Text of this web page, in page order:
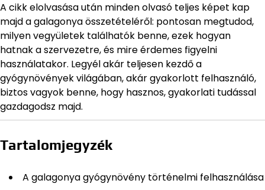
A cikk elolvasása után minden olvasó teljes képet kap
majd a galagonya összetételéről: pontosan megtudod,
milyen vegyületek találhatók benne, ezek hogyan
hatnak a szervezetre, és mire érdemes figyelni
használatakor. Legyél akár teljesen kezdő a
gyógynövények világában, akár gyakorlott felhasználó,
biztos vagyok benne, hogy hasznos, gyakorlati tudással
gazdagodsz majd.
Tartalomjegyzék
A galagonya gyógynövény történelmi felhasználása